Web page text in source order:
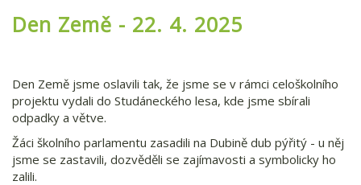
Den Země - 22. 4. 2025
Den Země jsme oslavili tak, že jsme se v rámci celoškolního
projektu vydali do Studáneckého lesa, kde jsme sbírali
odpadky a větve.
Žáci školního parlamentu zasadili na Dubině dub pýřitý - u něj
jsme se zastavili, dozvěděli se zajímavosti a symbolicky ho
zalili.